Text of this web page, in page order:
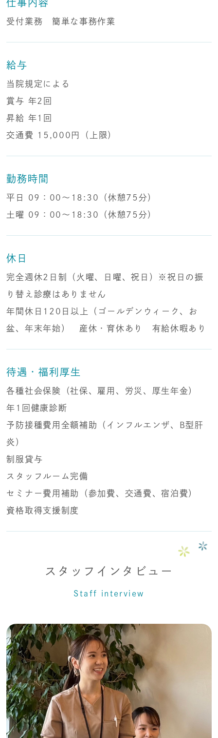
仕事内容
受付業務 簡単な事務作業
給与
当院規定による
賞与 年2回
昇給 年1回
交通費 15,000円（上限）
勤務時間
平日 09：00～18:30（休憩75分）
土曜 09：00～18:30（休憩75分）
休日
完全週休2日制（火曜、日曜、祝日）※祝日の振
り替え診療はありません
年間休日120日以上（ゴールデンウィーク、お
盆、年末年始） 産休・育休あり 有給休暇あり
待遇・福利厚生
各種社会保険（社保、雇用、労災、厚生年金）
年1回健康診断
予防接種費用全額補助（インフルエンザ、B型肝
炎）
制服貸与
スタッフルーム完備
セミナー費用補助（参加費、交通費、宿泊費）
資格取得支援制度
スタッフインタビュー
Staff interview